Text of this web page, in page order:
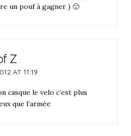
un pouf à gagner ) 🙂
Z
AT 11:19
casque le velo c’est plus
que l’armée